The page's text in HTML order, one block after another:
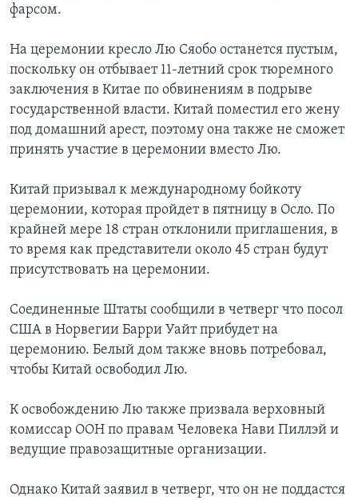
фарсом.
На церемонии кресло Лю Сяобо останется пустым,
поскольку он отбывает 11-летний срок тюремного
заключения в Китае по обвинениям в подрыве
государственной власти. Китай поместил его жену
под домашний арест, поэтому она также не сможет
принять участие в церемонии вместо Лю.
Китай призывал к международному бойкоту
церемонии, которая пройдет в пятницу в Осло. По
крайней мере 18 стран отклонили приглашения, в
то время как представители около 45 стран будут
присутствовать на церемонии.
Соединенные Штаты сообщили в четверг что посол
США в Норвегии Барри Уайт прибудет на
церемонию. Белый дом также вновь потребовал,
чтобы Китай освободил Лю.
К освобождению Лю также призвала верховный
комиссар ООН по правам Человека Нави Пиллэй и
ведущие правозащитные организации.
Однако Китай заявил в четверг, что он не поддастся